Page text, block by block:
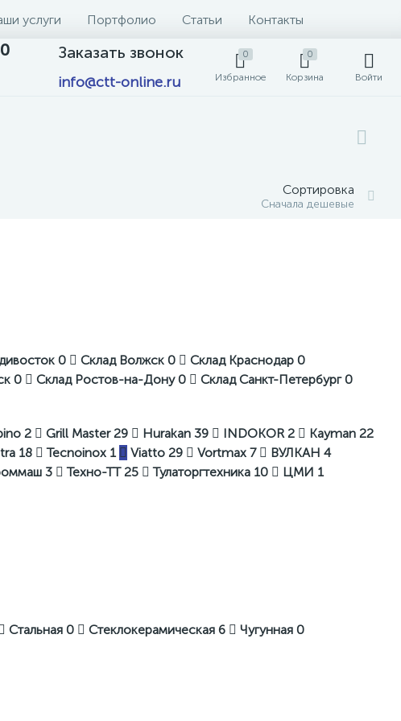
услуги Портфолио Статьи Контакты
Заказать звонок
info@ctt-online.ru
0
Избранное
0
Корзина Войти
Сортировка
Сначала дешевые
0 Склад Волжск 0 Склад Краснодар 0
0 Склад Ростов-на-Дону0 Склад Санкт-Петербург0
2 Grill Master29 Hurakan 39 INDOKOR2 Kayman 22
18 Tecnoinox 1 Viatto 29 Vortmax 7 ВУЛКАН 4
3 Техно-ТТ25 Тулаторгтехника 10 ЦМИ 1
Стальная 0 Стеклокерамическая 6 Чугунная 0